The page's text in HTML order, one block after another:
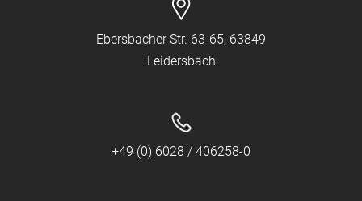
Ebersbacher Str. 63-65, 63849
Leidersbach
+49 (0) 6028 / 406258-0